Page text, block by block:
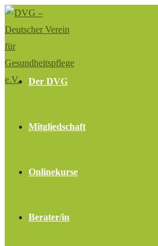
Zum
Inhalt
springen
Der DVG
Mitgliedschaft
Onlinekurse
Berater/in